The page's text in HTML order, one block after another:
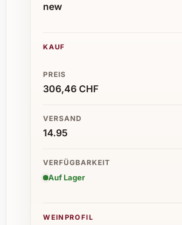
new
KAUF
PREIS
306,46 CHF
VERSAND
14.95
VERFÜGBARKEIT
Auf Lager
WEINPROFIL